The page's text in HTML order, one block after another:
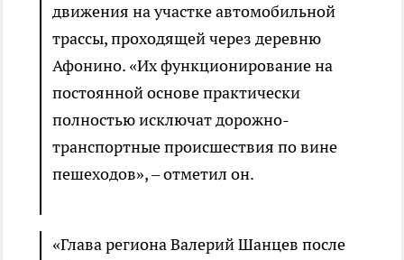
движения на участке автомобильной
трассы, проходящей через деревню
Афонино. «Их функционирование на
постоянной основе практически
полностью исключат дорожно-
транспортные происшествия по вине
пешеходов», – отметил он.
«Глава региона Валерий Шанцев после